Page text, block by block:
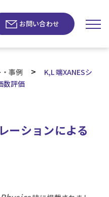
お問い合わせ
事例 >
K,L 端XANESシ
数評価
ーションによる